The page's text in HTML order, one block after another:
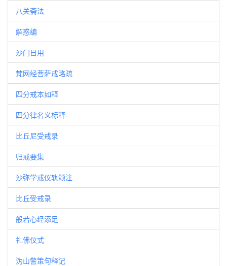
八关斋法
解惑编
沙门日用
梵网经菩萨戒略疏
四分戒本如释
四分律名义标释
比丘尼受戒录
归戒要集
沙弥学戒仪轨颂注
比丘受戒录
般若心经添足
礼佛仪式
沩山警策句释记